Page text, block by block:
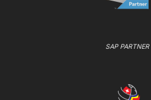
SAP PARTNER